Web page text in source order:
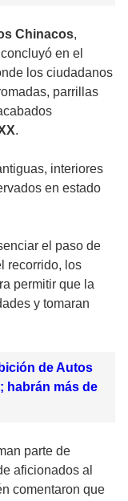
Chinacos,
en el
los ciudadanos
parrillas
.
interiores
en estado
el paso de
recorrido, los
permitir que la
y tomaran
de Autos
habrán más de
parte de
aficionados al
comentaron que